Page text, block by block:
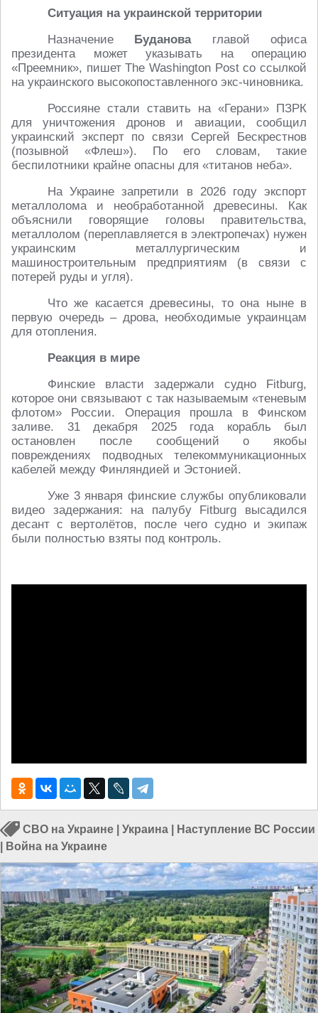
Ситуация на украинской территории
Назначение Будановаглавой офиса
президента может указывать на операцию
«Преемник», пишет The Washington Post со ссылкой
на украинского высокопоставленного экс-чиновника.
Россияне стали ставить на «Герани» ПЗРК
для уничтожения дронов и авиации, сообщил
украинский эксперт по связи Сергей Бескрестнов
(позывной «Флеш»). По его словам, такие
беспилотники крайне опасны для «титанов неба».
На Украине запретили в 2026 году экспорт
металлолома и необработанной древесины. Как
объяснили говорящие головы правительства,
металлолом (переплавляется в электропечах) нужен
украинским металлургическим и
машиностроительным предприятиям (в связи с
потерей руды и угля).
Что же касается древесины, то она ныне в
первую очередь – дрова, необходимые украинцам
для отопления.
Реакция в мире
Финские власти задержали судно Fitburg,
которое они связывают с так называемым «теневым
флотом» России. Операция прошла в Финском
заливе. 31 декабря 2025 года корабль был
остановлен после сообщений о якобы
повреждениях подводных телекоммуникационных
кабелей между Финляндией и Эстонией.
Уже 3 января финские службы опубликовали
видео задержания: на палубу Fitburg высадился
десант с вертолётов, после чего судно и экипаж
были полностью взяты под контроль.
СВО на Украине Украина
Наступление ВС России
Война на Украине